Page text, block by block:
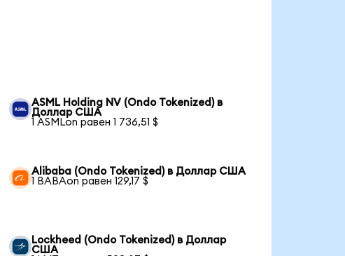
ASML Holding NV (Ondo Tokenized) в
Доллар США
1 ASMLon равен 1 736,51 $
Alibaba (Ondo Tokenized) в Доллар США
1 BABAon равен 129,17 $
Lockheed (Ondo Tokenized) в Доллар
США